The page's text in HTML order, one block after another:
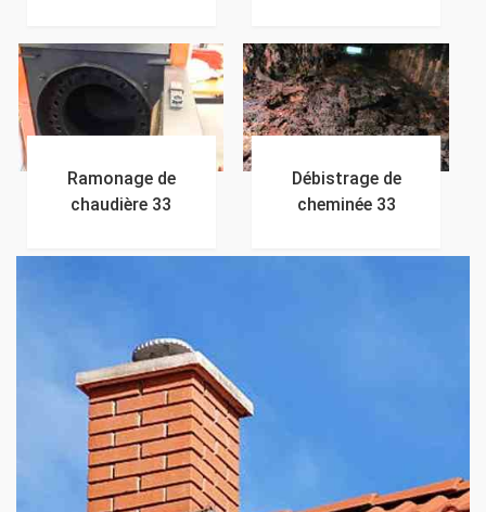
Ramonage de
chaudière 33
Débistrage de
cheminée 33